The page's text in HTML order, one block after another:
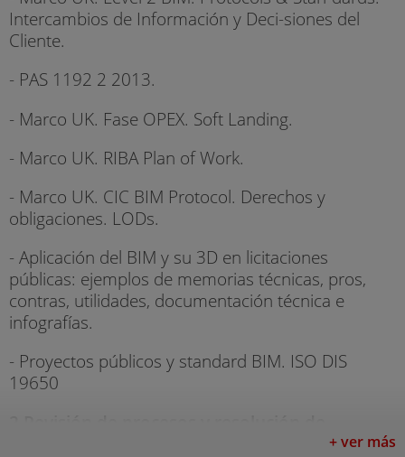
Intercambios de Información y Deci-siones del
Cliente.
- PAS 1192 2 2013.
- Marco UK. Fase OPEX. Soft Landing.
- Marco UK. RIBA Plan of Work.
- Marco UK. CIC BIM Protocol. Derechos y
obligaciones. LODs.
- Aplicación del BIM y su 3D en licitaciones
públicas: ejemplos de memorias técnicas, pros,
contras, utilidades, documentación técnica e
infografías.
- Proyectos públicos y standard BIM. ISO DIS
19650
+ ver más